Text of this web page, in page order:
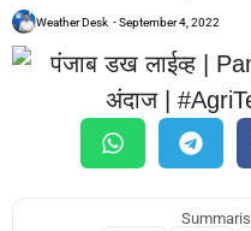
Weather Desk -September 4, 2022